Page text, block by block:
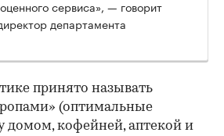
сервиса», — говорит
департамента
принято называть
(оптимальные
кофейней, аптекой и